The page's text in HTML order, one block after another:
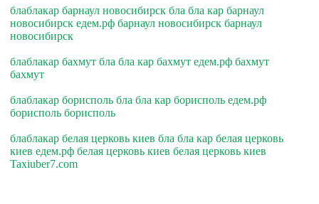
блаблакар барнаул новосибирск бла бла кар барнаул
новосибирск едем.рф барнаул новосибирск барнаул
новосибирск
блаблакар бахмут бла бла кар бахмут едем.рф бахмут
бахмут
блаблакар борисполь бла бла кар борисполь едем.рф
борисполь борисполь
блаблакар белая церковь киев бла бла кар белая церковь
киев едем.рф белая церковь киев белая церковь киев
Taxiuber7.com